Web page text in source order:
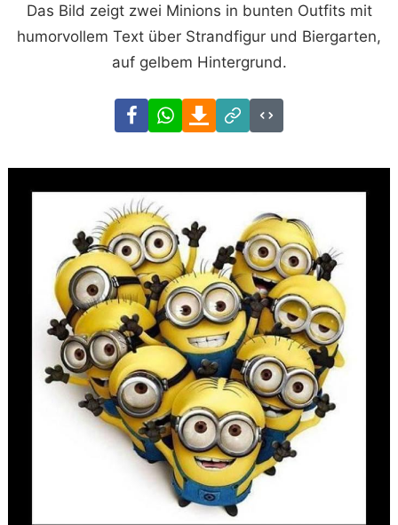
Das Bild zeigt zwei Minions in bunten Outfits mit
humorvollem Text über Strandfigur und Biergarten,
auf gelbem Hintergrund.
FacebookWhatsAppDownload
Link
Code